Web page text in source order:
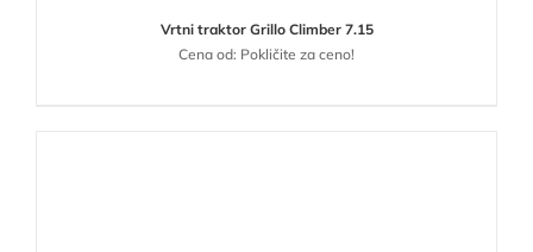
Vrtni traktor Grillo Climber 7.15
Cena od: Pokličite za ceno!